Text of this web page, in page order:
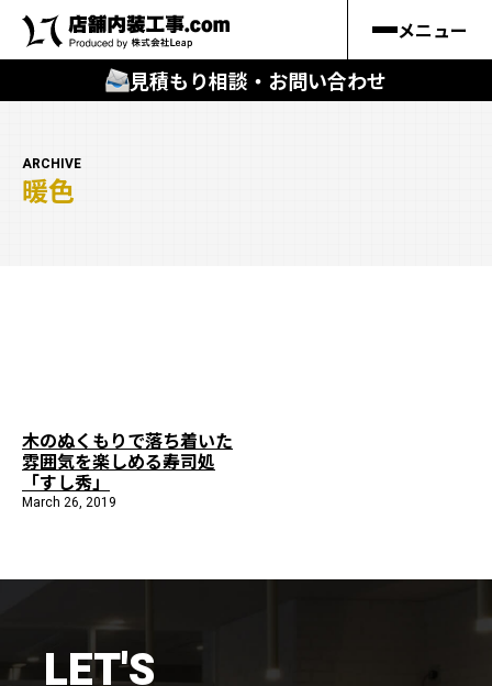
メニュー
見積もり相談・お問い合わせ
はじめての方
店舗内装工事.comの強み
施工までの流れ
ARCHIVE
暖色
木のぬくもりで落ち着いた
雰囲気を楽しめる寿司処
「すし秀」
March 26, 2019
LET'S